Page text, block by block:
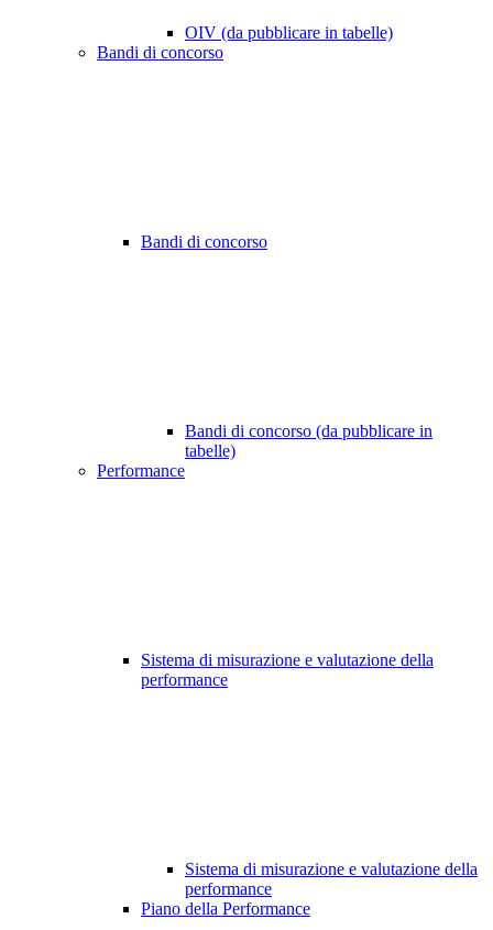
OIV (da pubblicare in tabelle)
Bandi di concorso
Bandi di concorso
Bandi di concorso (da pubblicare in
tabelle)
Performance
Sistema di misurazione e valutazione della
performance
Sistema di misurazione e valutazione della
performance
Piano della Performance